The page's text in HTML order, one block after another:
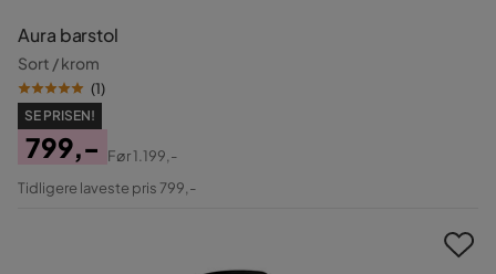
Aura barstol
Sort / krom
(1)
SE PRISEN!
Pris
799,-
Original
Før1.199,-
Tidligere laveste pris 799,-